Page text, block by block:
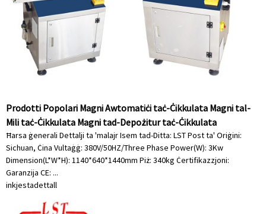
Prodotti Popolari Magni Awtomatiċi taċ-Ċikkulata Magni tal-
Mili taċ-Ċikkulata Magni tad-Depożitur taċ-Ċikkulata
Ħarsa ġenerali Dettalji ta 'malajr Isem tad-Ditta: LST Post ta' Oriġini:
Sichuan, Ċina Vultaġġ: 380V/50HZ/Three Phase Power(W): 3Kw
Dimension(L*W*H): 1140*640*1440mm Piż: 340kg Ċertifikazzjoni:
Garanzija CE: ...
inkjestadettall